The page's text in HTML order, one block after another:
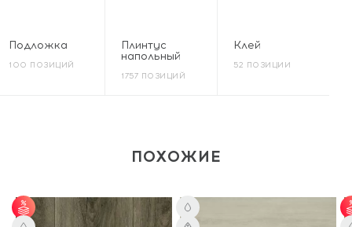
Подложка
100 ПОЗИЦИЙ
Плинтус
напольный
1757 ПОЗИЦИЙ
Клей
52 ПОЗИЦИИ
ПОХОЖИЕ